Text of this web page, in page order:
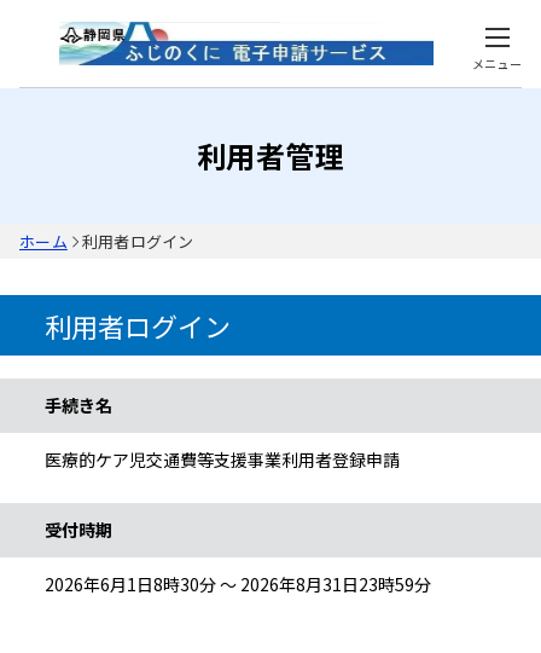
メニュー
利用者管理
ホーム 利用者ログイン
利用者ログイン
手続き名
医療的ケア児交通費等支援事業利用者登録申請
受付時期
2026年6月1日8時30分 ～ 2026年8月31日23時59分